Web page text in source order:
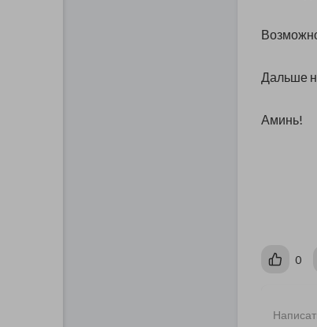
Дальше
Аминь!
0